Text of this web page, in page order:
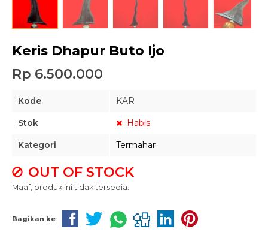
Keris Dhapur Buto Ijo
Rp 6.500.000
Kode KAR
Stok Habis
Kategori Termahar
OUT OF STOCK
Maaf, produk ini tidak tersedia.
Bagikan ke